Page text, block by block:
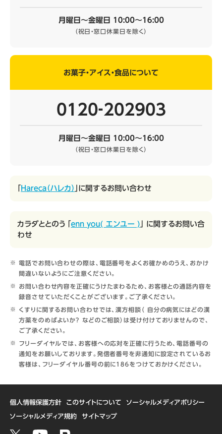
月曜日～金曜日 10:00～16:00
（祝日・窓口休業日を除く）
お菓子・アイス・食品について
0120‐202903
月曜日～金曜日 10:00～16:00
（祝日・窓口休業日を除く）
Hareca（ハレカ） 」に関するお問い合わせ
カラダととのう 「 enn you( エンユー ) 」 に関するお問い合
わせ
電話でお問い合わせの際は、電話番号をよくお確かめのうえ、おかけ
間違いないようにご注意ください。
お問い合わせ内容を正確にうけたまわるため、お客様との通話内容を
録音させていただくことがございます。ご了承ください。
くすりに関するお問い合わせでは、漢方相談（ 自分の病気にはどの漢
方薬をのめばよいか？ などのご相談）は受け付けておりませんので、
ご了承ください。
フリーダイヤルでは、お客様への応対を正確に行うため、電話番号の
通知をお願いしております。発信者番号を非通知に設定されているお
客様は、フリーダイヤル番号の前に186をつけておかけください。
個人情報保護方針 このサイトについて ソーシャルメディアポリシー
ソーシャルメディア規約 サイトマップ